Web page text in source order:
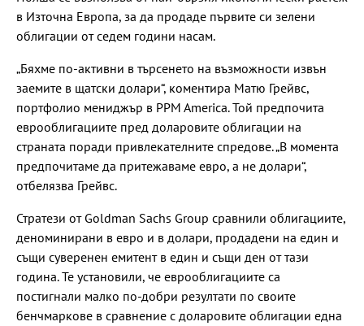
в Източна Европа, за да продаде първите си зелени
облигации от седем години насам.
„Бяхме по-активни в търсенето на възможности извън
заемите в щатски долари“, коментира Матю Грейвс,
портфолио мениджър в PPM America. Той предпочита
еврооблигациите пред доларовите облигации на
страната поради привлекателните спредове. „В момента
предпочитаме да притежаваме евро, а не долари“,
отбелязва Грейвс.
Стратези от Goldman Sachs Group сравнили облигациите,
деноминирани в евро и в долари, продадени на един и
същи суверенен емитент в един и същи ден от тази
година. Те установили, че еврооблигациите са
постигнали малко по-добри резултати по своите
бенчмаркове в сравнение с доларовите облигации една